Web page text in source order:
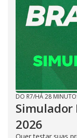
DO R7/HÁ 28
Simulador
2026